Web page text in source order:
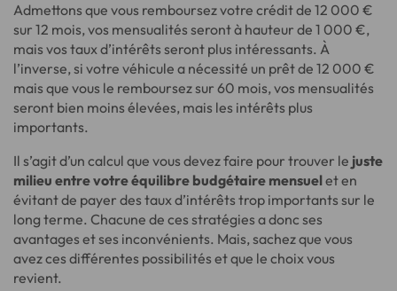
Admettons que vous remboursez votre crédit de 12 000 €
sur 12 mois, vos mensualités seront à hauteur de 1 000 €,
mais vos taux d’intérêts seront plus intéressants. À
l’inverse, si votre véhicule a nécessité un prêt de 12 000 €
mais que vous le remboursez sur 60 mois, vos mensualités
seront bien moins élevées, mais les intérêts plus
importants.
Il s’agit d’un calcul que vous devez faire pour trouver le juste
milieu entre votre équilibre budgétaire mensuelet en
évitant de payer des taux d’intérêts trop importants sur le
long terme. Chacune de ces stratégies a donc ses
avantages et ses inconvénients. Mais, sachez que vous
avez ces différentes possibilités et que le choix vous
revient.